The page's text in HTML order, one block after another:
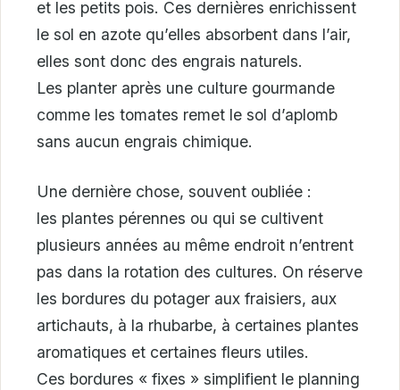
et les petits pois. Ces dernières enrichissent
le sol en azote qu’elles absorbent dans l’air,
elles sont donc des engrais naturels.
Les planter après une culture gourmande
comme les tomates remet le sol d’aplomb
sans aucun engrais chimique.
Une dernière chose, souvent oubliée :
les plantes pérennes ou qui se cultivent
plusieurs années au même endroit n’entrent
pas dans la rotation des cultures. On réserve
les bordures du potager aux fraisiers, aux
artichauts, à la rhubarbe, à certaines plantes
aromatiques et certaines fleurs utiles.
Ces bordures « fixes » simplifient le planning